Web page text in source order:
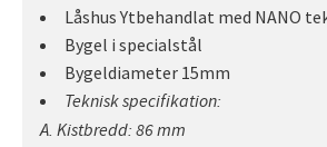
Låshus Ytbehandlat med NANO
Bygel i specialstål
Bygeldiameter 15mm
Teknisk specifikation:
A. Kistbredd: 86 mm